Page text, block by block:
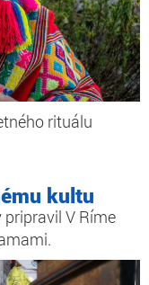
rituálu
kultu
V Ríme